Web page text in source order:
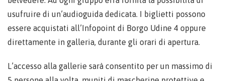
usufruire di un’audioguida dedicata. I biglietti possono
essere acquistati all’Infopoint di Borgo Udine 4 oppure
direttamente in galleria, durante gli orari di apertura.
L’accesso alla gallerie sarà consentito per un massimo di